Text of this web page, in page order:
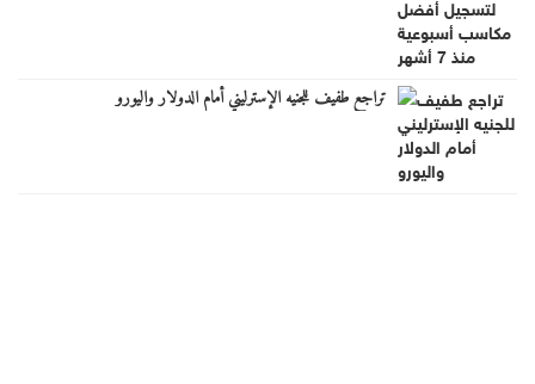
تراجع طفيف للجنيه الإسترليني أمام الدولار واليورو